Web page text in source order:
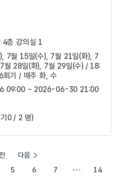
4층 강의실 1
7월 15일(수), 7월 21일(화), 7
월 28일(화), 7월 29일(수) / 18:
기 / 매주 화, 수
09:00 ~ 2026-06-30 21:00
0 / 2 명)
5 6 7 14
다음